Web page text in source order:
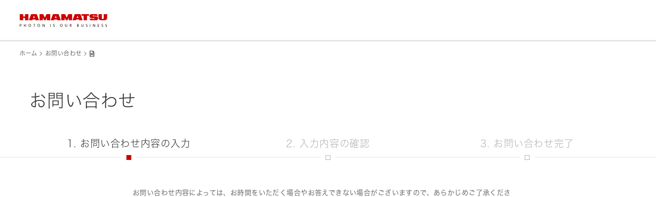
ホーム お問い合わせ
お問い合わせ
1. お問い合わせ内容の入力 2. 入力内容の確認 3. お問い合わせ完了
お問い合わせ内容によっては、お時間をいただく場合やお答えできない場合がございますので、あらかじめご了承くださ